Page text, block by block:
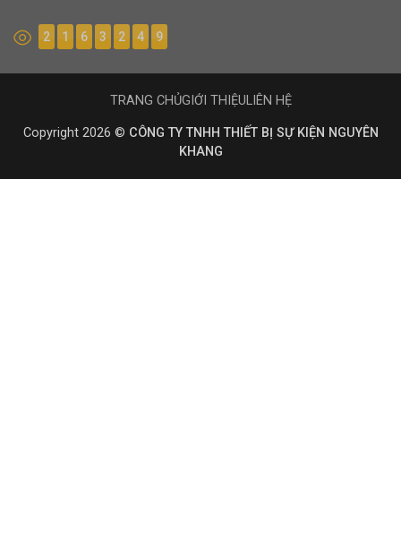
2 1 6 3 2 4 9
Copyright 2026 © CÔNG TY TNHH THIẾT BỊ SỰ KIỆN NGUYÊN
KHANG
TRANG CHỦGIỚI THIỆULIÊN HỆ